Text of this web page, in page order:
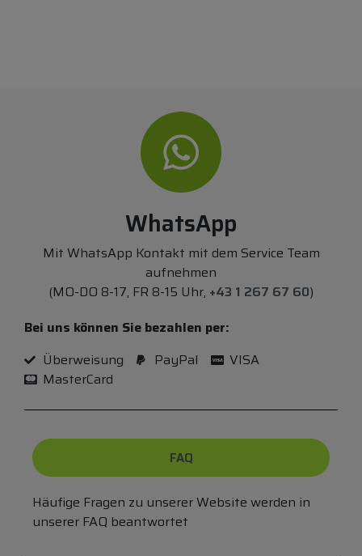
WhatsApp
Mit WhatsApp Kontakt mit dem Service Team
aufnehmen
(MO-DO 8-17, FR 8-15 Uhr, +43 1 267 67 60)
Bei uns können Sie bezahlen per:
Überweisung
PayPal
VISA
MasterCard
FAQ
Häufige Fragen zu unserer Website werden in
unserer FAQ beantwortet